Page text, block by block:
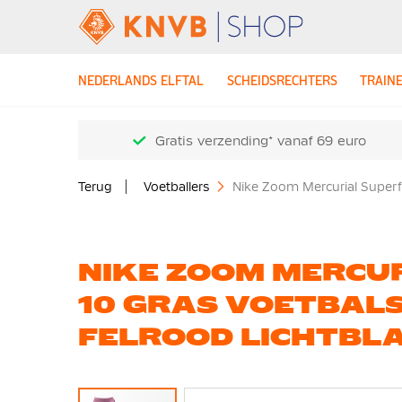
NEDERLANDS ELFTAL SCHEIDSRECHTERS
Gratis verzending* vanaf 69 euro
Terug Voetballers Nike Zoom Mercurial
NIKE ZOOM
10 GRAS
FELROOD
Ga